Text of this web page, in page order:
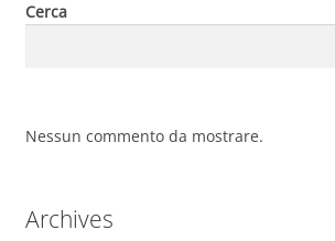
Cerca
Nessun commento da mostrare.
Archives